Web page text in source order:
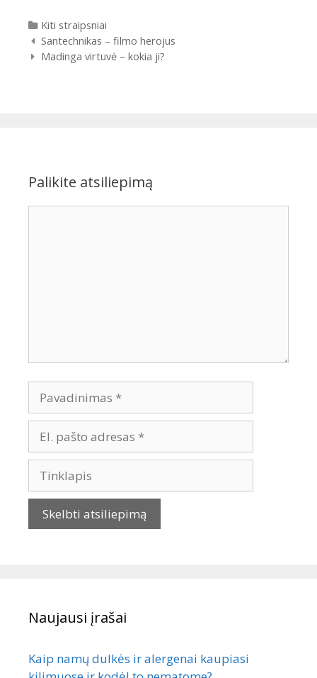
Kategorijos
Kiti straipsniai
Įrašų
navigacija
Santechnikas – filmo herojus
Madinga virtuvė – kokia ji?
Palikite atsiliepimą
Naujausi įrašai
Kaip namų dulkės ir alergenai kaupiasi